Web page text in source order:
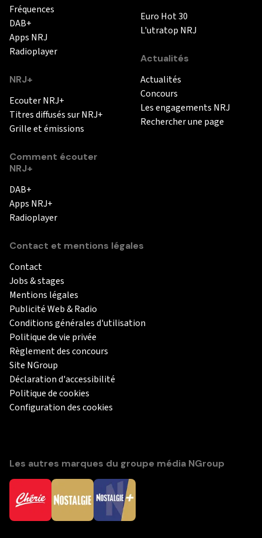
Fréquences
DAB+
Apps NRJ
Radioplayer
NRJ+
Ecouter NRJ+
Titres diffusés sur NRJ+
Grille et émissions
Comment écouter
NRJ+
DAB+
Apps NRJ+
Radioplayer
Euro Hot 30
L'utratop NRJ
Actualités
Actualités
Concours
Les engagements NRJ
Rechercher une page
Contact et mentions légales
Contact
Jobs & stages
Mentions légales
Publicité Web & Radio
Conditions générales d'utilisation
Politique de vie privée
Règlement des concours
Site NGroup
Déclaration d'accessibilité
Politique de cookies
Configuration des cookies
Les autres marques du groupe média NGroup